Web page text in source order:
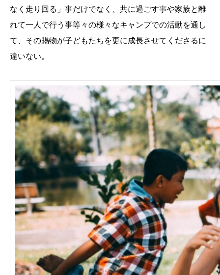
なく走り回る」事だけでなく、共に過ごす事や家族と離
れて一人で行う事等々の様々なキャンプでの活動を通し
て、その賜物が子どもたちを更に成長させてくださるに
違いない。